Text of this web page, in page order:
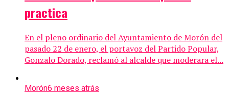
practica
En el pleno ordinario del Ayuntamiento de Morón del
pasado 22 de enero, el portavoz del Partido Popular,
Gonzalo Dorado, reclamó al alcalde que moderara el...
Morón6 meses atrás